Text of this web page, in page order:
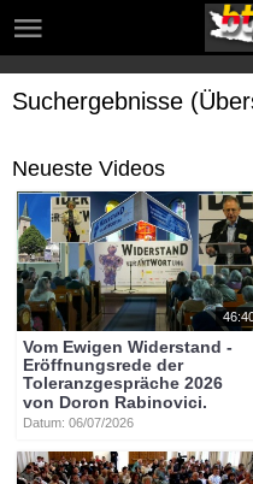
Suchergebnisse
Neueste Videos
Vom Ewigen Widerstand -
Eröffnungsrede der
Toleranzgespräche 2026
von Doron Rabinovici.
Datum: 06/07/2026